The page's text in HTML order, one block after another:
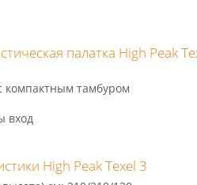
палатка High Peak
компактным тамбуром
вход
High Peak Texel 3